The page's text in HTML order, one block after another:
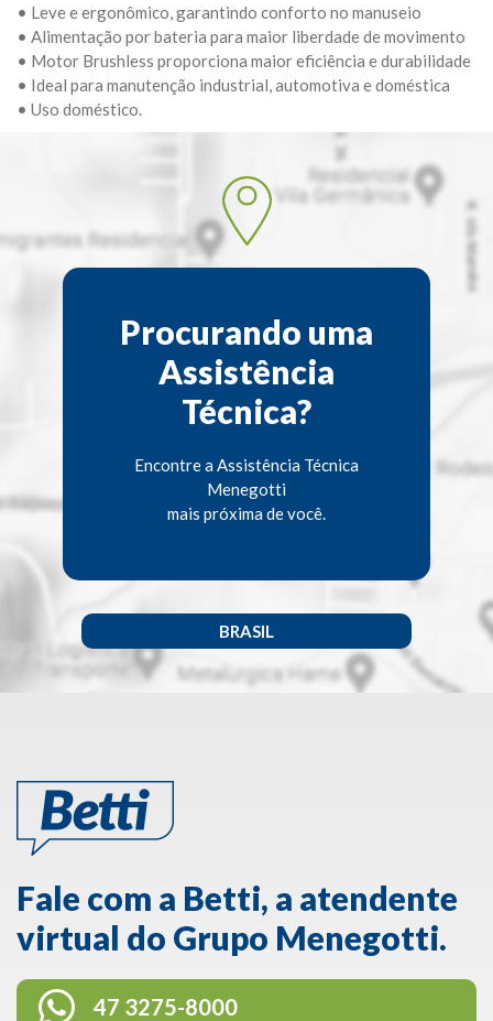
• Leve e ergonômico, garantindo conforto no manuseio
• Alimentação por bateria para maior liberdade de movimento
• Motor Brushless proporciona maior eficiência e durabilidade
• Ideal para manutenção industrial, automotiva e doméstica
• Uso doméstico.
Procurando uma
Assistência
Técnica?
Encontre a Assistência Técnica
Menegotti
mais próxima de você.
BRASIL
Fale com a Betti, a atendente
virtual do Grupo Menegotti.
47 3275-8000